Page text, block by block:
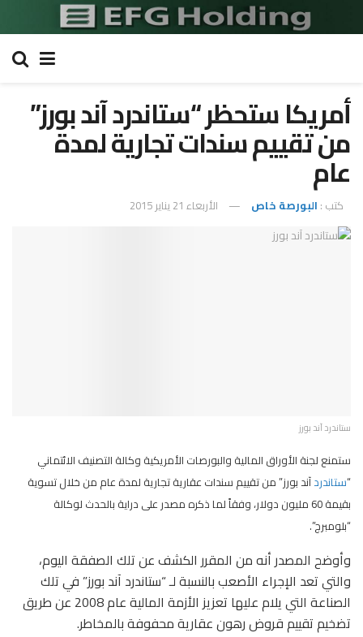
أمريكا ستحظر “ستاندرد آند بورز”
من تقييم سندات تجارية لمدة
عام
كتب : البورصة خاص الأربعاء 21 يناير 2015
ستاندرد آند بورز
ستمنع لجنة الأوراق المالية والبورصات الأمريكية وكالة التصنيف الائتماني
“ستاندردآند بورز” من تقييم سندات عقارية تجارية لمدة عام من خلال تسوية
بقيمة 60 مليون دولار، وفقاً لما ذكره مصدر على دراية بالحدث لوكالة
“بلومبرج”.
وأوضح المصدر أنه من المقرر الكشف عن تلك الصفقة اليوم،
والتي تعد الإجراء الأصعب بالنسبة لـ “ستاندرد آند بورز” في تلك
الصناعة التي يلام عليها تعزيز الأزمة المالية عام 2008 عن طريق
تضخيم تقييم قروض رهون عقارية محفوفة بالمخاطر.